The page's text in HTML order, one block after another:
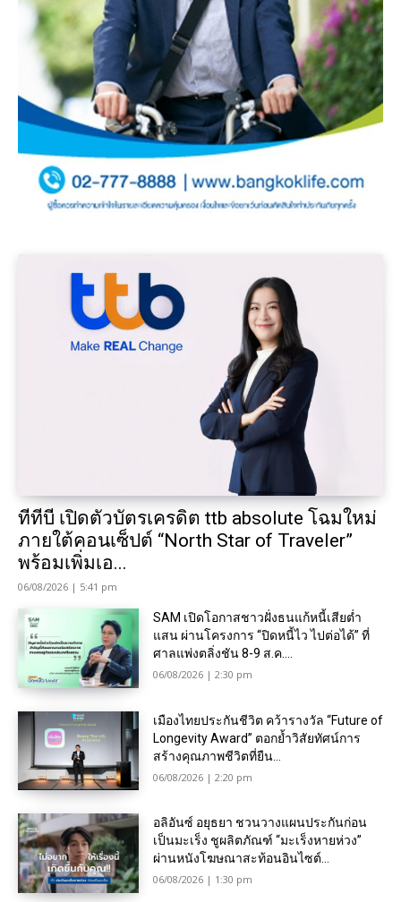
ทีทีบี เปิดตัวบัตรเครดิต ttb absolute โฉมใหม่
ภายใต้คอนเซ็ปต์ “North Star of Traveler”
พร้อมเพิ่มเอ...
06/08/2026 | 5:41 pm
SAM เปิดโอกาสชาวฝั่งธนแก้หนี้เสียต่ำ
แสน ผ่านโครงการ “ปิดหนี้ไว ไปต่อได้” ที่
ศาลแพ่งตลิ่งชัน 8-9 ส.ค....
06/08/2026 | 2:30 pm
เมืองไทยประกันชีวิต คว้ารางวัล “Future of
Longevity Award” ตอกย้ำวิสัยทัศน์การ
สร้างคุณภาพชีวิตที่ยืน...
06/08/2026 | 2:20 pm
อลิอันซ์ อยุธยา ชวนวางแผนประกันก่อน
เป็นมะเร็ง ชูผลิตภัณฑ์ “มะเร็งหายห่วง”
ผ่านหนังโฆษณาสะท้อนอินไซต์...
06/08/2026 | 1:30 pm